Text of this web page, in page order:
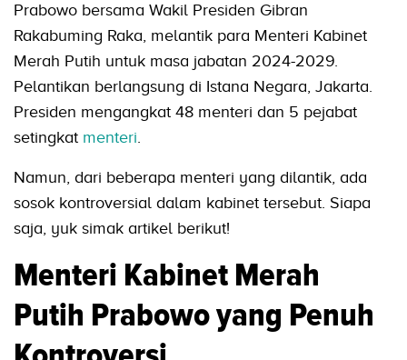
Prabowo bersama Wakil Presiden Gibran
Rakabuming Raka, melantik para Menteri Kabinet
Merah Putih untuk masa jabatan 2024-2029.
Pelantikan berlangsung di Istana Negara, Jakarta.
Presiden mengangkat 48 menteri dan 5 pejabat
setingkat menteri.
Namun, dari beberapa menteri yang dilantik, ada
sosok kontroversial dalam kabinet tersebut. Siapa
saja, yuk simak artikel berikut!
Menteri Kabinet Merah
Putih Prabowo yang Penuh